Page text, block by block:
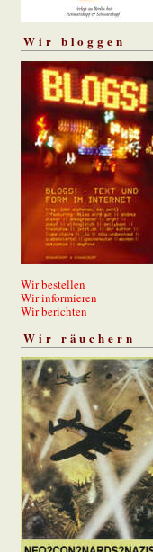
Wir bloggen
Wir bestellen
Wir informieren
Wir berichten
Wir räuchern